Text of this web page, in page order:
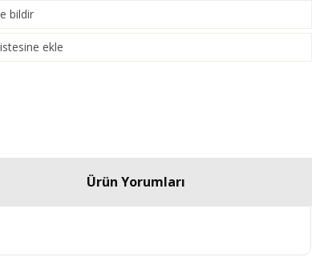
bildir
ekle
Ürün Yorumları